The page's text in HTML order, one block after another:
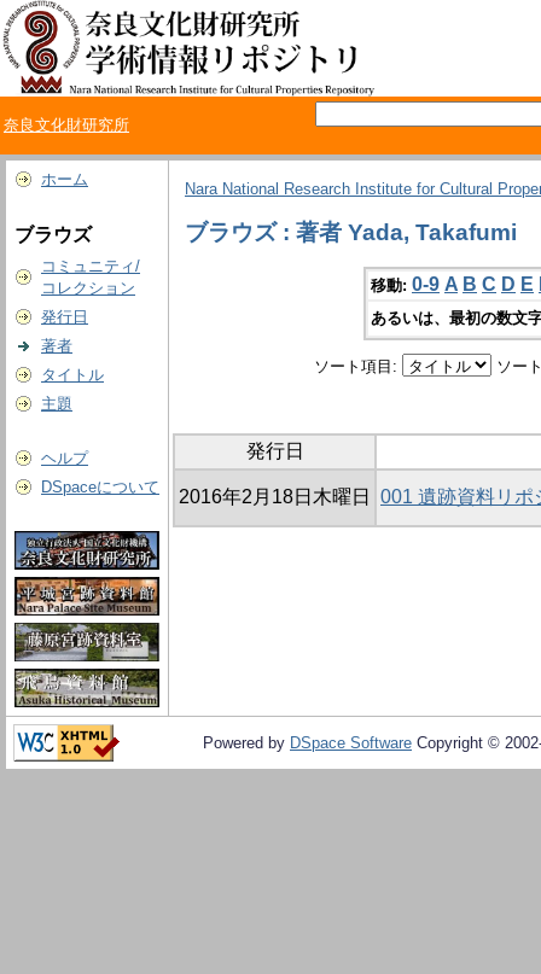
奈良文化財研究所
ホーム
ブラウズ
コミュニティ/
コレクション
発行日
著者
タイトル
主題
ヘルプ
DSpaceについて
Nara National Research Institute for Cultural
ブラウズ : 著者 Yada, Takafumi
移動: 0-9 A B C D E
あるいは、最初の数文
ソート項目: ソー
発行日
2016年2月18日木曜日 001 遺跡資料リポ
Powered by DSpace Software Copyright ©